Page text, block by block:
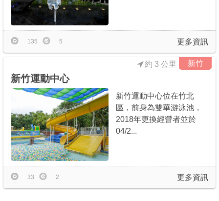
更多資訊
135 5
新竹
約 3 公里
新竹運動中心
新竹運動中心位在竹北
區，前身為雙華游泳池，
2018年更換經營者並於
04/2...
更多資訊
33 2